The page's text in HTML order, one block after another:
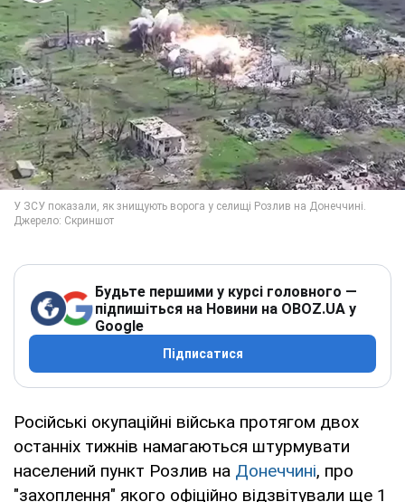
Будьте першими у курсі головного —
підпишіться на Новини на OBOZ.UA у
Google
Підписатися
Російські окупаційні війська протягом двох
останніх тижнів намагаються штурмувати
населений пункт Розлив на Донеччині, про
"захоплення" якого офіційно відзвітували ще 1